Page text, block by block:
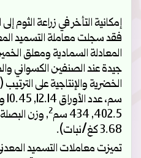
إمكانية التأخر في زراعة الثوم
جيدة عند الصنفين الكسواني
402.5, 434 سم
2
3.68 كغ/نبات).